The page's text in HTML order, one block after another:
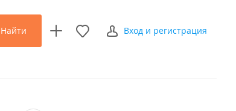
Найти Вход и регистрация